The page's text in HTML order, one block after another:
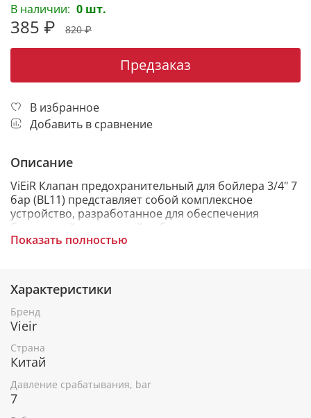
В наличии: 0 шт.
385 ₽ 820 ₽
Предзаказ
В избранное
Добавить в сравнение
Описание
ViEiR Клапан предохранительный для бойлера 3/4" 7
бар (BL11) представляет собой комплексное
устройство, разработанное для обеспечения
безопасной и надежной работы накопительных
емкостей. Это устройство предотвращает
ремонтных и технических работ.
НАЗНАЧЕНИЕ ОСНОВНЫХ ЭЛЕМЕНТОВ
• Корпус: латунный корпус CW617N с
дополнительным слоем антикоррозионного
покрытия на основе никеля. Корпус служит основой
для установки всех компонентов группы
безопасности и обеспечивает прочность и
Показать полностью
Характеристики
Бренд
Vieir
Страна
Китай
Давление срабатывания, bar
7